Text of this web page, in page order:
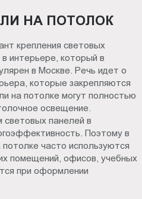
НА ПОТОЛОК
крепления световых
в интерьере, который в
в Москве. Речь идет о
которые закрепляются
на потолке могут полностью
освещение.
панелей в
Поэтому в
часто используются
помещений, офисов, учебных
при оформлении